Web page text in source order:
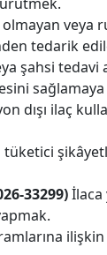
veya
tedarik
şahsi tedavi
dışı ilaç
33299)İlaca